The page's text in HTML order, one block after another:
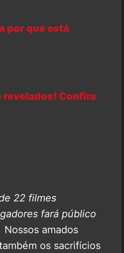
por que está
revelados! Confira
22 filmes
fará público
Nossos amados
os sacrifícios